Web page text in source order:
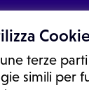
terze
simili per